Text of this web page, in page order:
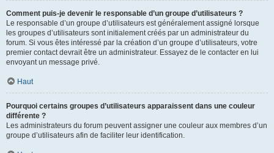
Comment puis-je devenir le responsable d’un groupe d’utilisateurs ?
Le responsable d’un groupe d’utilisateurs est généralement assigné lorsque
les groupes d’utilisateurs sont initialement créés par un administrateur du
forum. Si vous êtes intéressé par la création d’un groupe d’utilisateurs, votre
premier contact devrait être un administrateur. Essayez de le contacter en lui
envoyant un message privé.
Haut
Pourquoi certains groupes d’utilisateurs apparaissent dans une couleur
différente ?
Les administrateurs du forum peuvent assigner une couleur aux membres d’un
groupe d’utilisateurs afin de faciliter leur identification.